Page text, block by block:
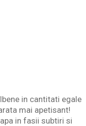
in cantitati egale
mai apetisant!
in fasii subtiri si